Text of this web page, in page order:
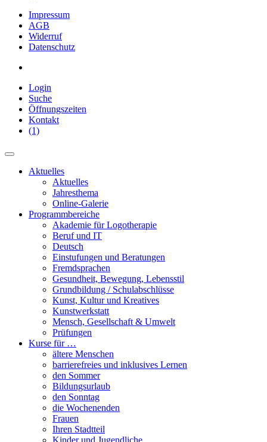
Impressum
AGB
Widerruf
Datenschutz
Login
Suche
Öffnungszeiten
Kontakt
(1)
Aktuelles
Aktuelles
Jahresthema
Online-Galerie
Programmbereiche
Akademie für Logotherapie
Beruf und IT
Deutsch
Einstufungen und Beratungen
Fremdsprachen
Gesundheit, Bewegung, Lebensstil
Grundbildung / Schulabschlüsse
Kunst, Kultur und Kreatives
Kunstwerkstatt
Mensch, Gesellschaft & Umwelt
Prüfungen
Kurse für …
ältere Menschen
barrierefreies und inklusives Lernen
den Sommer
Bildungsurlaub
den Sonntag
die Wochenenden
Frauen
Ihren Stadtteil
Kinder und Jugendliche